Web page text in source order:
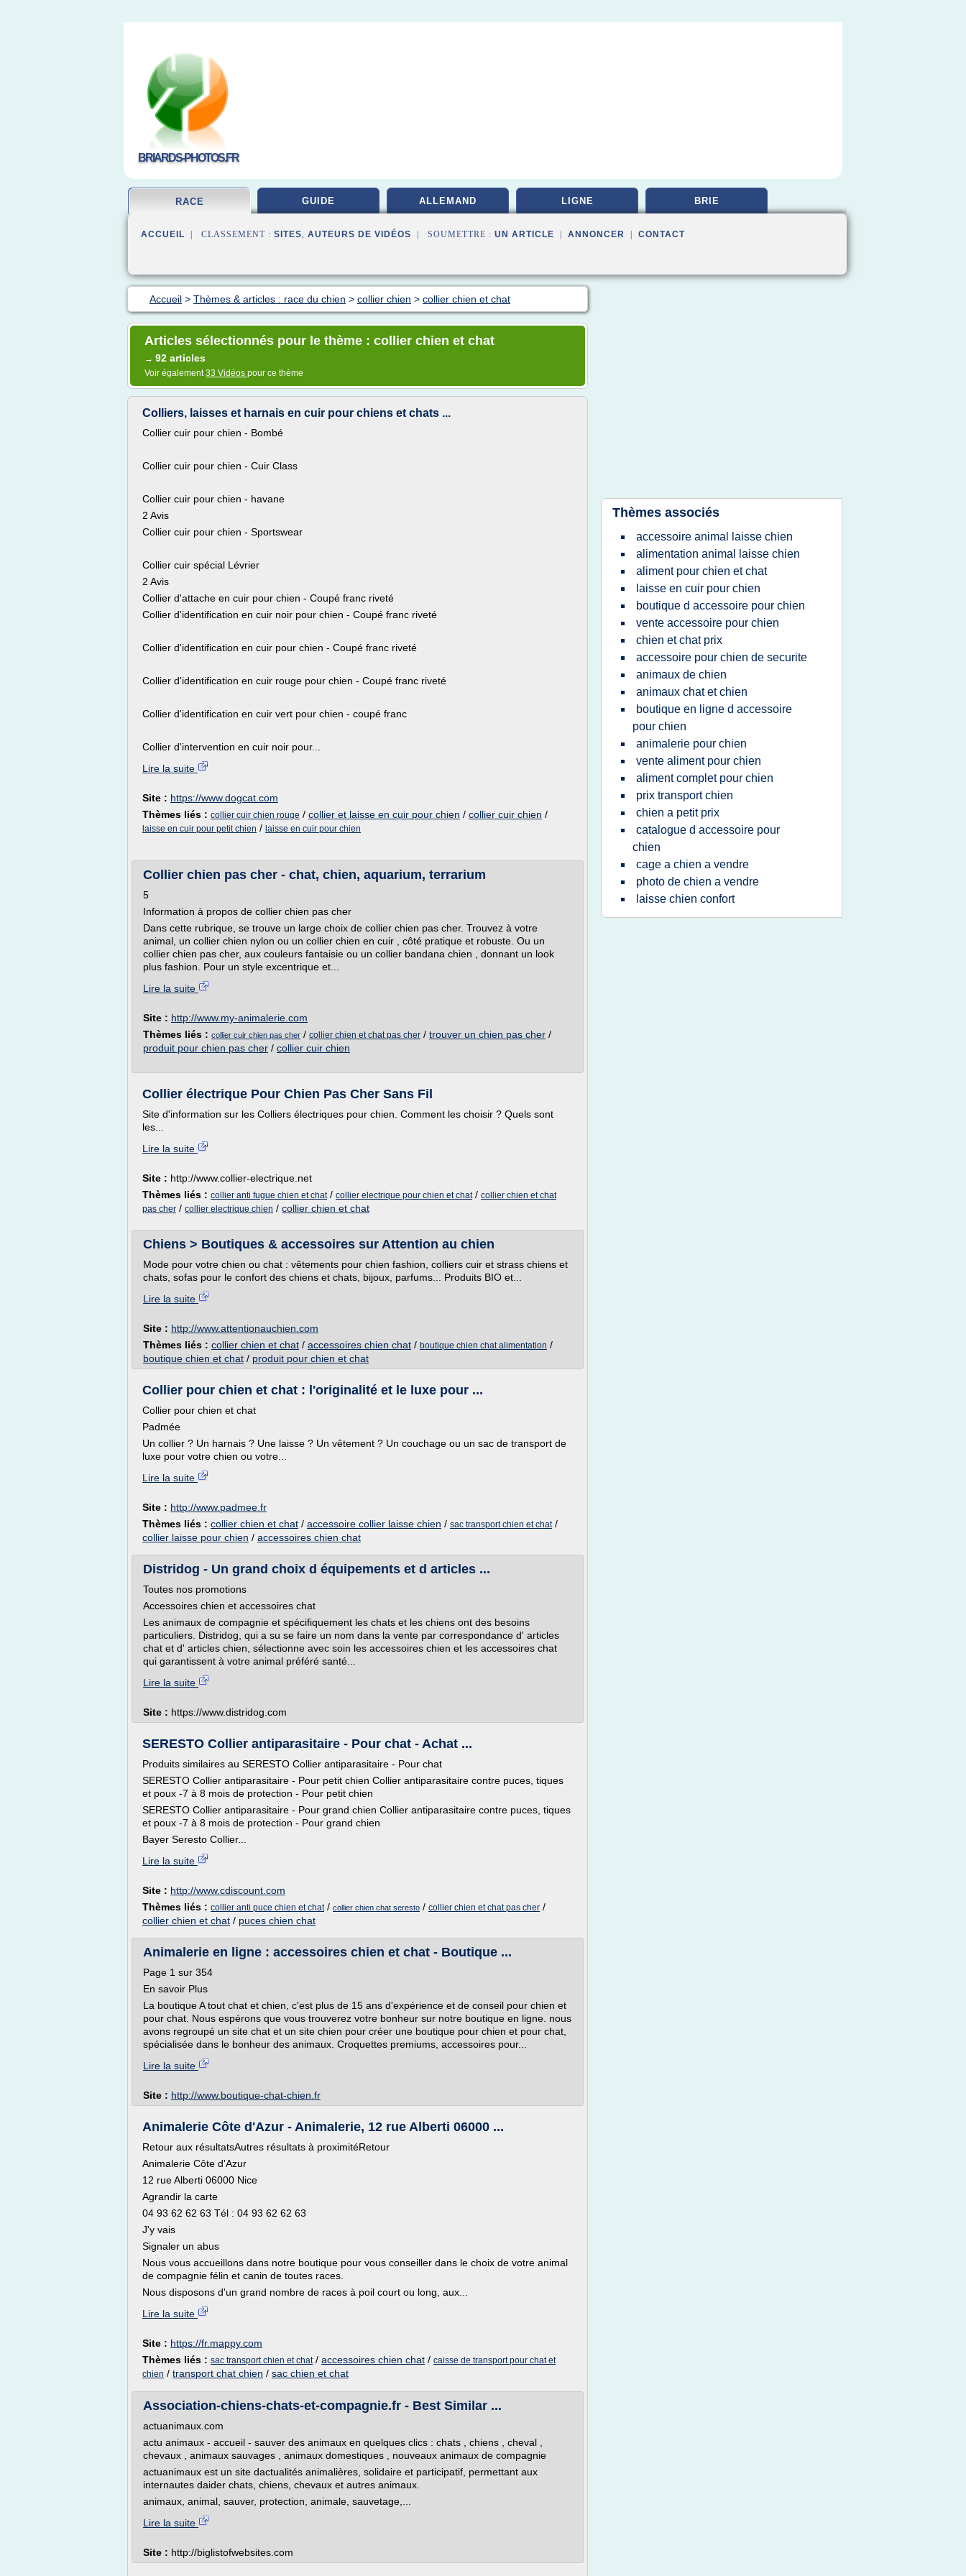
BRIARDS-PHOTOS.FR
RACE GUIDE ALLEMAND LIGNE BRIE
ACCUEIL | CLASSEMENT : SITES, AUTEURS DE VIDÉOS | SOUMETTRE : UN ARTICLE ANNONCER CONTACT
Accueil > Thèmes & articles : race du chien > collier chien > collier chien et chat
Articles sélectionnés pour le thème : collier chien et chat
→ 92 articles
Voir également33 Vidéos pour ce thème
Colliers, laisses et harnais en cuir pour chiens et chats ...
Collier cuir pour chien - Bombé
Collier cuir pour chien - Cuir Class
Collier cuir pour chien - havane
2 Avis
Collier cuir pour chien - Sportswear
Collier cuir spécial Lévrier
2 Avis
Collier d'attache en cuir pour chien - Coupé franc riveté
Collier d'identification en cuir noir pour chien - Coupé franc riveté
Collier d'identification en cuir pour chien - Coupé franc riveté
Collier d'identification en cuir rouge pour chien - Coupé franc riveté
Collier d'identification en cuir vert pour chien - coupé franc
Collier d'intervention en cuir noir pour...
Lire la suite
Site : https://www.dogcat.com
Thèmes liés : collier cuir chien rouge / collier et laisse en cuir pour chien / collier cuir chien /
laisse en cuir pour petit chien / laisse en cuir pour chien
Collier chien pas cher - chat, chien, aquarium, terrarium
5
Information à propos de collier chien pas cher
Dans cette rubrique, se trouve un large choix de collier chien pas cher. Trouvez à votre
animal, un collier chien nylon ou un collier chien en cuir , côté pratique et robuste. Ou un
collier chien pas cher, aux couleurs fantaisie ou un collier bandana chien , donnant un look
plus fashion. Pour un style excentrique et...
Lire la suite
Site : http://www.my-animalerie.com
Thèmes liés : collier cuir chien pas cher / collier chien et chat pas cher / trouver un chien pas cher /
produit pour chien pas cher / collier cuir chien
Collier électrique Pour Chien Pas Cher Sans Fil
Site d'information sur les Colliers électriques pour chien. Comment les choisir ? Quels sont
les...
Lire la suite
Site : http://www.collier-electrique.net
Thèmes liés : collier anti fugue chien et chat/ collier electrique pour chien et chat/ collier chien et chat
pas cher / collier electrique chien / collier chien et chat
Chiens > Boutiques & accessoires sur Attention au chien
Mode pour votre chien ou chat : vêtements pour chien fashion, colliers cuir et strass chiens et
chats, sofas pour le confort des chiens et chats, bijoux, parfums... Produits BIO et...
Lire la suite
Site : http://www.attentionauchien.com
Thèmes liés : collier chien et chat / accessoires chien chat / boutique chien chat alimentation /
boutique chien et chat / produit pour chien et chat
Collier pour chien et chat : l'originalité et le luxe pour ...
Collier pour chien et chat
Padmée
Un collier ? Un harnais ? Une laisse ? Un vêtement ? Un couchage ou un sac de transport de
luxe pour votre chien ou votre...
Lire la suite
Site : http://www.padmee.fr
Thèmes liés : collier chien et chat / accessoire collier laisse chien / sac transport chien et chat/
collier laisse pour chien / accessoires chien chat
Distridog - Un grand choix d équipements et d articles ...
Toutes nos promotions
Accessoires chien et accessoires chat
Les animaux de compagnie et spécifiquement les chats et les chiens ont des besoins
particuliers. Distridog, qui a su se faire un nom dans la vente par correspondance d' articles
chat et d' articles chien, sélectionne avec soin les accessoires chien et les accessoires chat
qui garantissent à votre animal préféré santé...
Lire la suite
Site : https://www.distridog.com
SERESTO Collier antiparasitaire - Pour chat - Achat ...
Produits similaires au SERESTO Collier antiparasitaire - Pour chat
SERESTO Collier antiparasitaire - Pour petit chien Collier antiparasitaire contre puces, tiques
et poux -7 à 8 mois de protection - Pour petit chien
SERESTO Collier antiparasitaire - Pour grand chien Collier antiparasitaire contre puces, tiques
et poux -7 à 8 mois de protection - Pour grand chien
Bayer Seresto Collier...
Lire la suite
Site : http://www.cdiscount.com
Thèmes liés : collier anti puce chien et chat/ collier chien chat seresto / collier chien et chat pas cher /
collier chien et chat / puces chien chat
Animalerie en ligne : accessoires chien et chat - Boutique ...
Page 1 sur 354
En savoir Plus
La boutique A tout chat et chien, c'est plus de 15 ans d'expérience et de conseil pour chien et
pour chat. Nous espérons que vous trouverez votre bonheur sur notre boutique en ligne. nous
avons regroupé un site chat et un site chien pour créer une boutique pour chien et pour chat,
spécialisée dans le bonheur des animaux. Croquettes premiums, accessoires pour...
Lire la suite
Site : http://www.boutique-chat-chien.fr
Animalerie Côte d'Azur - Animalerie, 12 rue Alberti 06000 ...
Retour aux résultatsAutres résultats à proximitéRetour
Animalerie Côte d'Azur
12 rue Alberti 06000 Nice
Agrandir la carte
04 93 62 62 63 Tél : 04 93 62 62 63
J'y vais
Signaler un abus
Nous vous accueillons dans notre boutique pour vous conseiller dans le choix de votre animal
de compagnie félin et canin de toutes races.
Nous disposons d'un grand nombre de races à poil court ou long, aux...
Lire la suite
Site : https://fr.mappy.com
Thèmes liés : sac transport chien et chat/ accessoires chien chat / caisse de transport pour chat et
chien / transport chat chien / sac chien et chat
Association-chiens-chats-et-compagnie.fr - Best Similar ...
actuanimaux.com
actu animaux - accueil - sauver des animaux en quelques clics : chats , chiens , cheval ,
chevaux , animaux sauvages , animaux domestiques , nouveaux animaux de compagnie
actuanimaux est un site dactualités animalières, solidaire et participatif, permettant aux
internautes daider chats, chiens, chevaux et autres animaux.
animaux, animal, sauver, protection, animale, sauvetage,...
Lire la suite
Site : http://biglistofwebsites.com
Thèmes associés
accessoire animal laisse chien
alimentation animal laisse chien
aliment pour chien et chat
laisse en cuir pour chien
boutique d accessoire pour chien
vente accessoire pour chien
chien et chat prix
accessoire pour chien de securite
animaux de chien
animaux chat et chien
boutique en ligne d accessoire
pour chien
animalerie pour chien
vente aliment pour chien
aliment complet pour chien
prix transport chien
chien a petit prix
catalogue d accessoire pour
chien
cage a chien a vendre
photo de chien a vendre
laisse chien confort